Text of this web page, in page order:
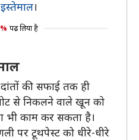
।
पढ़ लिया है
की सफाई तक ही
से निकलने वाले खून को
भी काम कर सकता है।
पर टूथपेस्ट को धीरे-धीरे